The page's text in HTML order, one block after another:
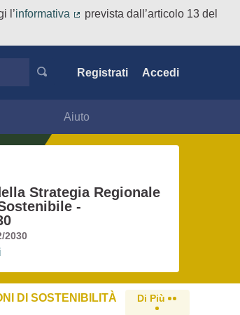
l’informativa
prevista dall’articolo 13 del
Registrati Accedi
Aiuto
Strategia Regionale
-
2030
DI SOSTENIBILITÀ Di Più